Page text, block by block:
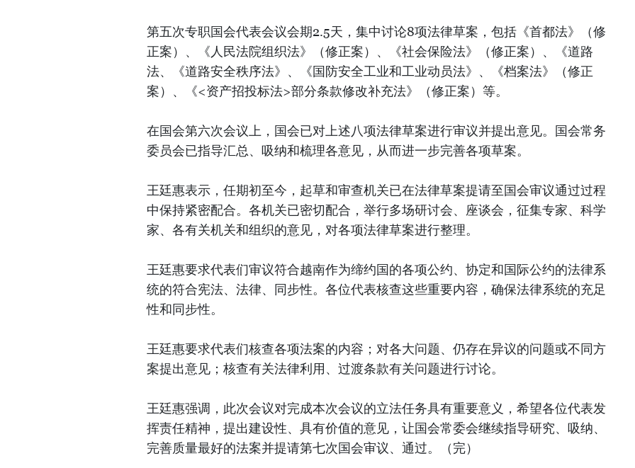
第五次专职国会代表会议会期2.5天，集中讨论8项法律草案，包括《首都法》（修
正案）、《人民法院组织法》（修正案）、《社会保险法》（修正案）、《道路
法、《道路安全秩序法》、《国防安全工业和工业动员法》、《档案法》（修正
案）、《<资产招投标法>部分条款修改补充法》（修正案）等。
在国会第六次会议上，国会已对上述八项法律草案进行审议并提出意见。国会常务
委员会已指导汇总、吸纳和梳理各意见，从而进一步完善各项草案。
王廷惠表示，任期初至今，起草和审查机关已在法律草案提请至国会审议通过过程
中保持紧密配合。各机关已密切配合，举行多场研讨会、座谈会，征集专家、科学
家、各有关机关和组织的意见，对各项法律草案进行整理。
王廷惠要求代表们审议符合越南作为缔约国的各项公约、协定和国际公约的法律系
统的符合宪法、法律、同步性。各位代表核查这些重要内容，确保法律系统的充足
性和同步性。
王廷惠要求代表们核查各项法案的内容；对各大问题、仍存在异议的问题或不同方
案提出意见；核查有关法律利用、过渡条款有关问题进行讨论。
王廷惠强调，此次会议对完成本次会议的立法任务具有重要意义，希望各位代表发
挥责任精神，提出建设性、具有价值的意见，让国会常委会继续指导研究、吸纳、
完善质量最好的法案并提请第七次国会审议、通过。（完）